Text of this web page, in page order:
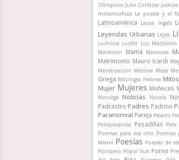
Olimpicos Julio Cortázar Justicia
metamorfosis La poesía y el
Latinoamérica Laura Ingals
Leyendas Urbanas Leyes
Luchona Lucifer Luz Machismo
Maldición
Mamá Manicura
Matrimonio Mauro Icardi
Menstruación Mentira Messi
Griega Mitología Hebrea Mitos
Mujer Mujeres Muñecas
Noruega Noticias Novela
Padrastro Padres Padrino
Paranormal Pareja Pasado
Perseverancia
Pesadillas Pete
Poemas para esa orto Poemas
Miami Poesías Poesías de
Pombero Popol Vuh Porno